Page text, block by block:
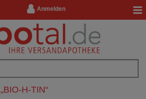
Anmelden
„BIO-H-TIN“